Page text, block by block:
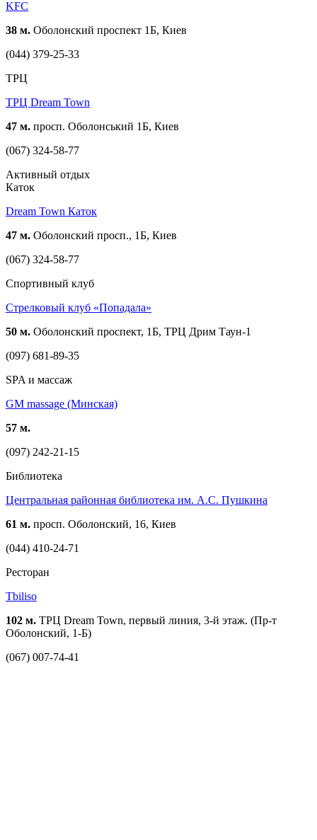
KFC
38 м. Оболонский проспект 1Б, Киев
(044) 379-25-33
ТРЦ
ТРЦ Dream Town
47 м. просп. Оболонський 1Б, Киев
(067) 324-58-77
Активный отдых
Каток
Dream Town Каток
47 м. Оболонский просп., 1Б, Киев
(067) 324-58-77
Спортивный клуб
Стрелковый клуб «Попадала»
50 м. Оболонский проспект, 1Б, ТРЦ Дрим Таун-1
(097) 681-89-35
SPA и массаж
GM massage (Минская)
57 м.
(097) 242-21-15
Библиотека
Центральная районная библиотека им. А.С. Пушкина
61 м. просп. Оболонский, 16, Киев
(044) 410-24-71
Ресторан
Tbiliso
102 м. ТРЦ Dream Town, первый линия, 3-й этаж. (Пр-т
Оболонский, 1-Б)
(067) 007-74-41